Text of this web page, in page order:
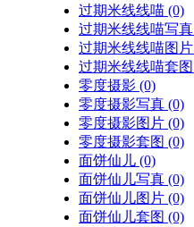
过期米线线喵 (0)
过期米线线喵写真
过期米线线喵图片
过期米线线喵套图
零度摄影 (0)
零度摄影写真 (0)
零度摄影图片 (0)
零度摄影套图 (0)
面饼仙儿 (0)
面饼仙儿写真 (0)
面饼仙儿图片 (0)
面饼仙儿套图 (0)